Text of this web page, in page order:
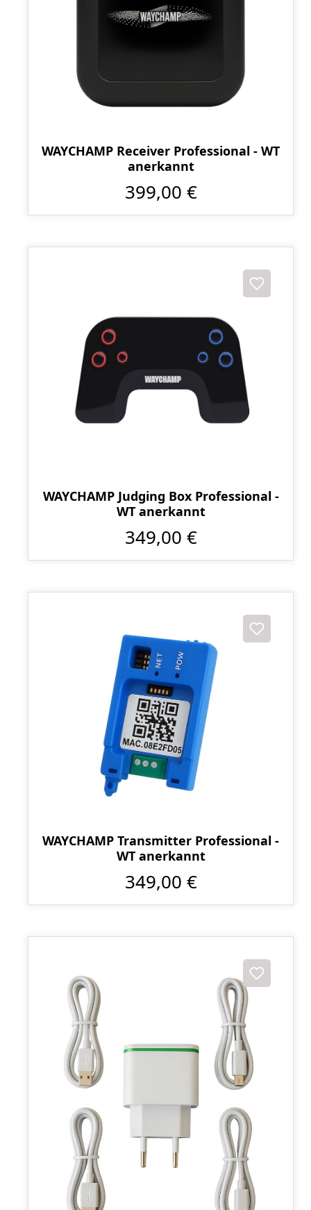
WAYCHAMP Receiver Professional - WT
anerkannt
399,00 €
WAYCHAMP Judging Box Professional -
WT anerkannt
349,00 €
WAYCHAMP Transmitter Professional -
WT anerkannt
349,00 €